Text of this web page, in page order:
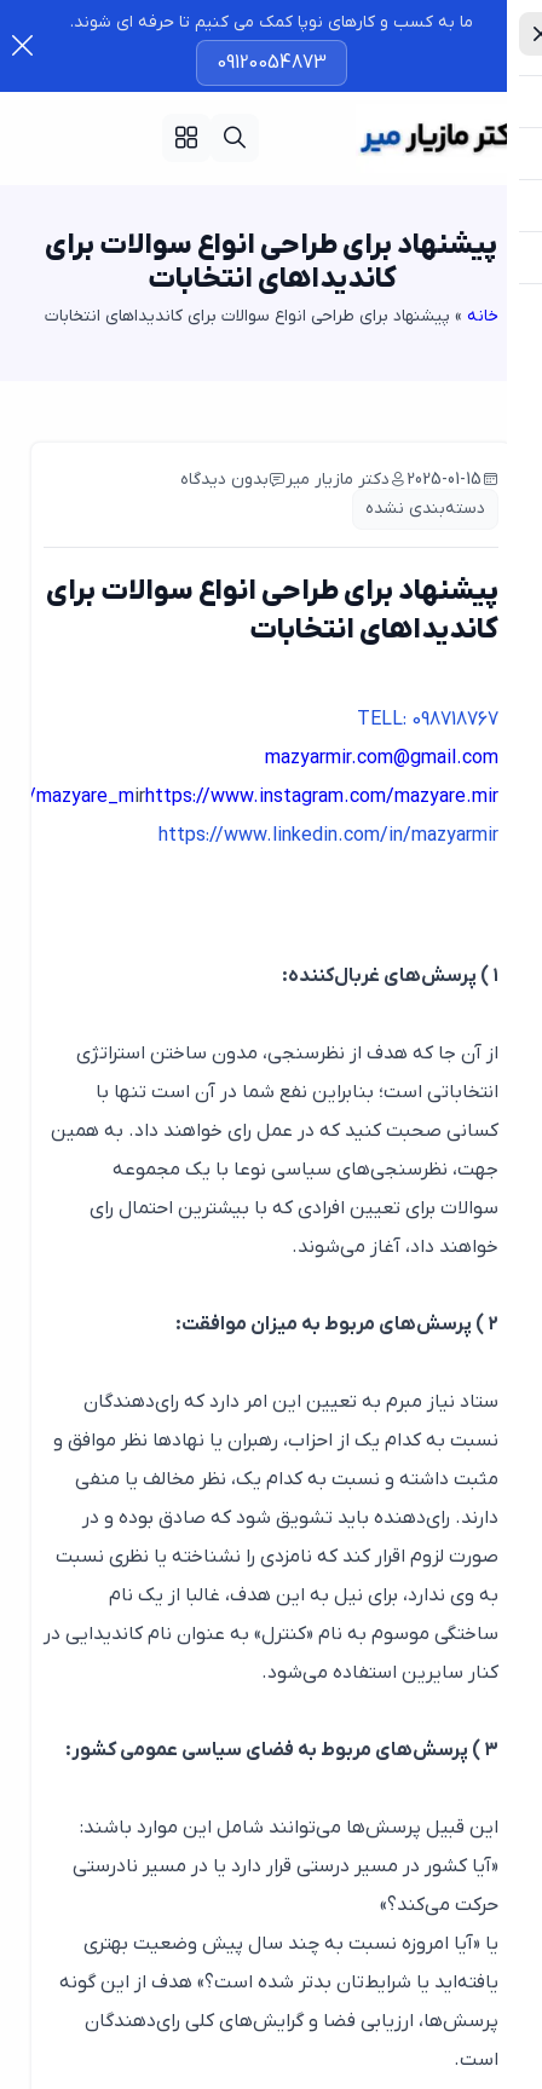
ما به کسب و کارهای نوپا کمک می کنیم تا حرفه ای شوند.
09120054873
پیشنهاد برای طراحی انواع سوالات برای
کاندیداهای انتخابات
»پیشنهاد برای طراحی انواع سوالات برای کاندیداهای انتخابات
2025-01-15 دکتر مازیار میر
بدون دیدگاه
دسته‌بندی نشده
پیشنهاد برای طراحی انواع سوالات برای
کاندیداهای انتخابات
TELL: 098718767
mazyarmir.com@gmail.com
mazyare_mirhttps://www.instagram.com/mazyare.mir
https://www.linkedin.com/in/mazyarmir
از آن جا که هدف از نظرسنجی، مدون ساختن استراتژی
انتخاباتی است؛ بنابراین نفع شما در آن است تنها با
کسانی صحبت کنید که در عمل رای خواهند داد. به همین
جهت، نظرسنجی‌های سیاسی نوعا با یک مجموعه
سوالات برای تعیین افرادی که با بیشترین احتمال رای
خواهند داد، آغاز می‌شوند.
ستاد نیاز مبرم به تعیین این امر دارد که رای‌دهندگان
نسبت به کدام یک از احزاب، رهبران یا نهادها نظر موافق و
مثبت داشته و نسبت به کدام یک، نظر مخالف یا منفی
دارند. رای‌دهنده باید تشویق شود که صادق بوده و در
صورت لزوم اقرار کند که نامزدی را نشناخته یا نظری نسبت
به وی ندارد، برای نیل به این هدف، غالبا از یک نام‌
ساختگی موسوم به نام «کنترل» به عنوان نام کاندیدایی در
کنار سایرین استفاده می‌شود.
این قبیل پرسش‌ها می‌توانند شامل این موارد باشند:
«آیا کشور در مسیر درستی قرار دارد یا در مسیر نادرستی
حرکت می‌کند؟»
یا «آیا امروزه نسبت به چند سال پیش وضعیت بهتری
یافته‌اید یا شرایط‌تان بدتر شده است؟» هدف از این گونه
پرسش‌ها، ارزیابی فضا و گرایش‌های کلی رای‌دهندگان
است.